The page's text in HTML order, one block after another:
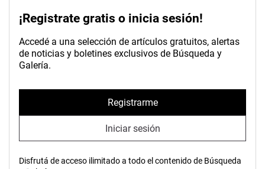
¡Registrate gratis o inicia sesión!
Accedé a una selección de artículos gratuitos, alertas
de noticias y boletines exclusivos de Búsqueda y
Galería.
Registrarme
Iniciar sesión
Disfrutá de acceso ilimitado a todo el contenido de Búsqueda